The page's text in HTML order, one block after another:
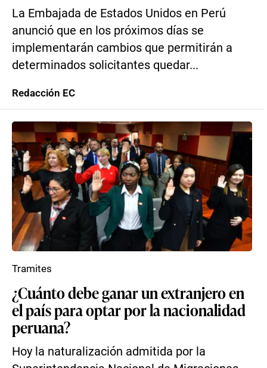
La Embajada de Estados Unidos en Perú
anunció que en los próximos días se
implementarán cambios que permitirán a
determinados solicitantes quedar...
Redacción EC
¿Cuánto debe ganar un extranjero en
el país para optar por la nacionalidad
peruana?
Hoy la naturalización admitida por la
Tramites